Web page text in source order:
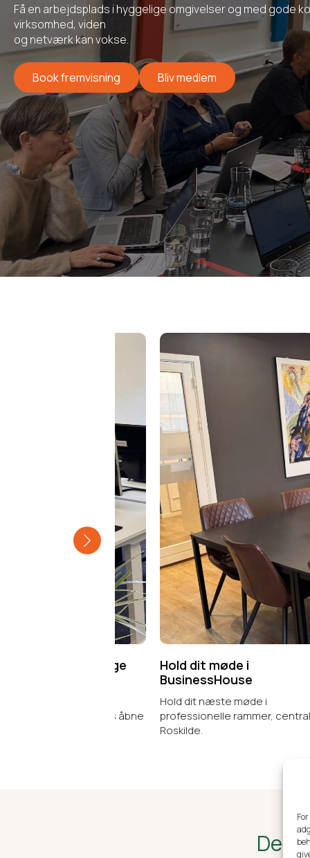
Få en arbejdsplads i hyggelige omgivelser og med gode
virksomhed, viden
og netværk kan vokse.
Book fremvisning Bliv medlem
frokost, hvor
i bingo! Erfaring
skader, og
Derfor
Kaffepause
16. september 2026 kl 14:00
Så er der kaffepause! Vi mødes til en kop
friskbrygget kaffe, the eller kakao – og en
onsdagssnegl kl. 14.00 i BusinessHouse. Der er
ingen dagsorden, så du kan forvente et uformelt
og hyggeligt møde i en god og afslappet…
Hold dit møde i
BusinessHouse
Hold dit næste møde i
professionelle rammer, centralt i